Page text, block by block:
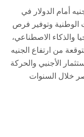
أمام الدولار في
وتوفير فرص
والذكاء الاصطناعي،
من ارتفاع الجنيه
الأجنبي والحركة
خلال السنوات